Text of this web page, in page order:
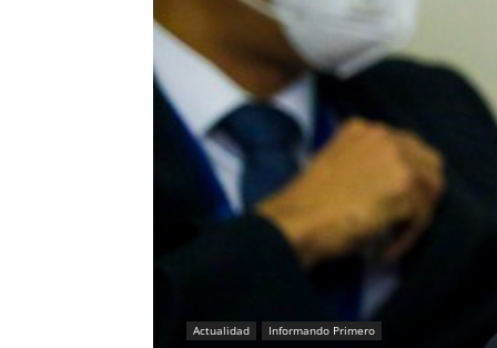
Actualidad Informando Primero